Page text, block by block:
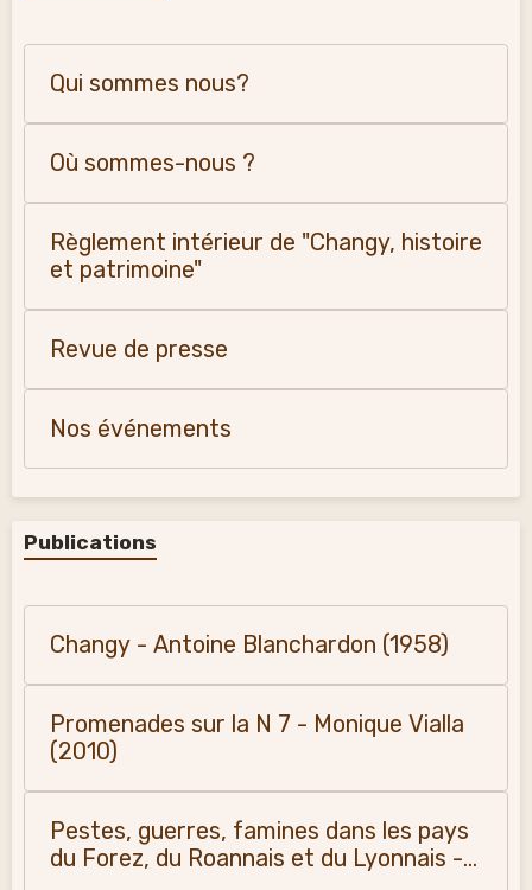
Qui sommes nous?
Où sommes-nous ?
Règlement intérieur de "Changy, histoire
et patrimoine"
Revue de presse
Nos événements
Publications
Changy - Antoine Blanchardon (1958)
Promenades sur la N 7 - Monique Vialla
(2010)
Pestes, guerres, famines dans les pays
du Forez, du Roannais et du Lyonnais -